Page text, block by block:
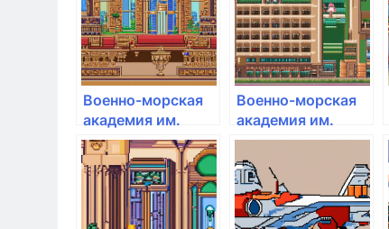
Военно-морская
академия им.
адмирала флота
Советского Союза
Н.Г. Кузнецова
Военно-морская
академия им.
адмирала флота
Советского Союза
Н.Г. Кузнецова